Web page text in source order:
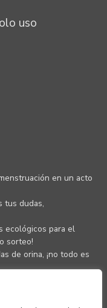
uso
en un acto
tus dudas,
ecológicos para el
sorteo!
de orina, ¡no todo es
y sostenible?